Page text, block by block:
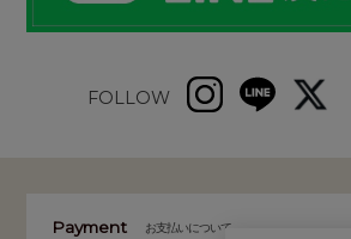
FOLLOW
Payment お支払いについて